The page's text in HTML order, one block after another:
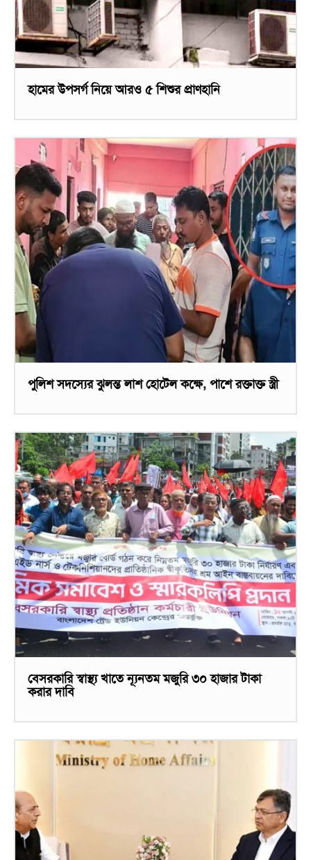
হামের উপসর্গ নিয়ে আরও ৫ শিশুর প্রাণহানি
পুলিশ সদস্যের ঝুলন্ত লাশ হোটেল কক্ষে, পাশে রক্তাক্ত স্ত্রী
বেসরকারি স্বাস্থ্য খাতে ন্যূনতম মজুরি ৩০ হাজার টাকা
করার দাবি